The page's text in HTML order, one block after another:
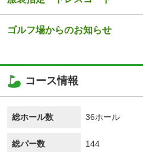
ゴルフ場からのお知らせ
コース情報
総ホール数 36ホール
総パー数 144